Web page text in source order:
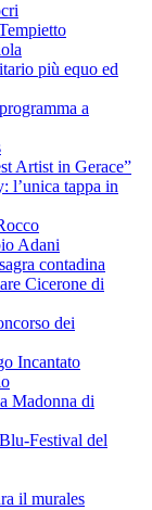
più equo ed
a
Artist in Gerace”
l’unica tappa in
Adani
contadina
Cicerone di
dei
Incantato
Madonna di
Festival del
il murales